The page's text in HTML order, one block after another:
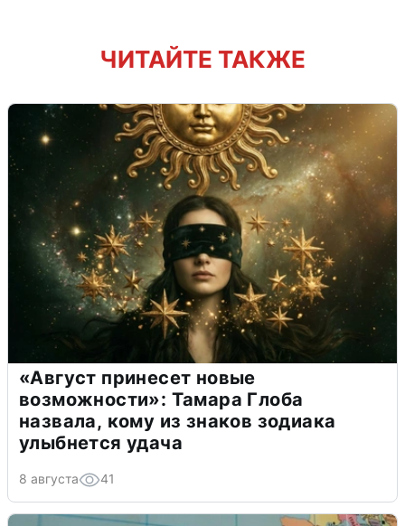
ЧИТАЙТЕ ТАКЖЕ
«Август принесет новые
возможности»: Тамара Глоба
назвала, кому из знаков зодиака
улыбнется удача
8 августа 41